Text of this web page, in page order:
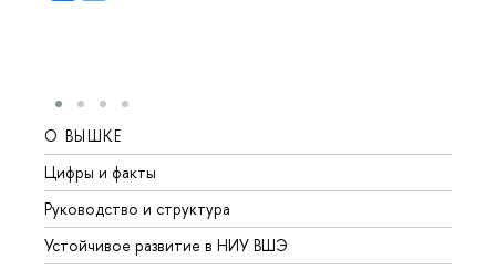
О ВЫШКЕ
Цифры и факты
Руководство и структура
Устойчивое развитие в НИУ ВШЭ